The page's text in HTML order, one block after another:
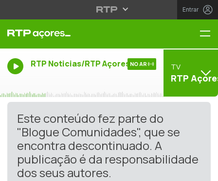
Entrar
RTP Noticias/RTP Açores NO AR TV
RTP
Este conteúdo fez parte do
"Blogue Comunidades", que se
encontra descontinuado. A
publicação é da responsabilidade
dos seus autores.